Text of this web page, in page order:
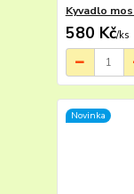
Kyvadlo
580 Kč/ks
Novinka